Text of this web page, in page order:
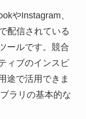
やInstagram、
配信されている
ールです。競合
ィブのインスピ
途で活用できま
ラリの基本的な